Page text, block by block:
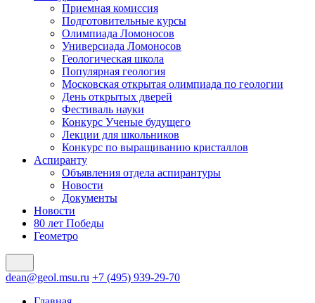
Приемная комиссия
Подготовительные курсы
Олимпиада Ломоносов
Универсиада Ломоносов
Геологическая школа
Популярная геология
Московская открытая олимпиада по геологии
День открытых дверей
Фестиваль науки
Конкурс Ученые будущего
Лекции для школьников
Конкурс по выращиванию кристаллов
Аспиранту
Объявления отдела аспирантуры
Новости
Документы
Новости
80 лет Победы
Геометро
dean@geol.msu.ru +7 (495) 939-29-70